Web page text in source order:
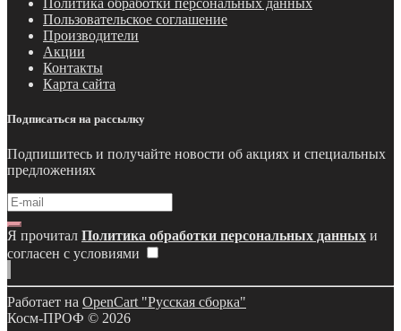
Политика обработки персональных данных
Пользовательское соглашение
Производители
Акции
Контакты
Карта сайта
Подписаться на рассылку
Подпишитесь и получайте новости об акциях и специальных
предложениях
Я прочитал Политика обработки персональных данных и
согласен с условиями
Работает на OpenCart "Русская сборка"
Косм-ПРОФ © 2026